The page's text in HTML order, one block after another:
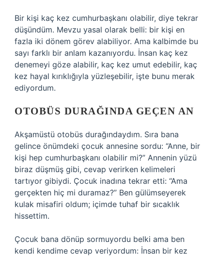
Bir kişi kaç kez cumhurbaşkanı olabilir, diye tekrar
düşündüm. Mevzu yasal olarak belli: bir kişi en
fazla iki dönem görev alabiliyor. Ama kalbimde bu
sayı farklı bir anlam kazanıyordu. İnsan kaç kez
denemeyi göze alabilir, kaç kez umut edebilir, kaç
kez hayal kırıklığıyla yüzleşebilir, işte bunu merak
ediyordum.
OTOBÜS DURAĞINDA GEÇEN AN
Akşamüstü otobüs durağındaydım. Sıra bana
gelince önümdeki çocuk annesine sordu: “Anne, bir
kişi hep cumhurbaşkanı olabilir mi?” Annenin yüzü
biraz düşmüş gibi, cevap verirken kelimeleri
tartıyor gibiydi. Çocuk inadına tekrar etti: “Ama
gerçekten hiç mi duramaz?” Ben gülümseyerek
kulak misafiri oldum; içimde tuhaf bir sıcaklık
hissettim.
Çocuk bana dönüp sormuyordu belki ama ben
kendi kendime cevap veriyordum: İnsan bir kez